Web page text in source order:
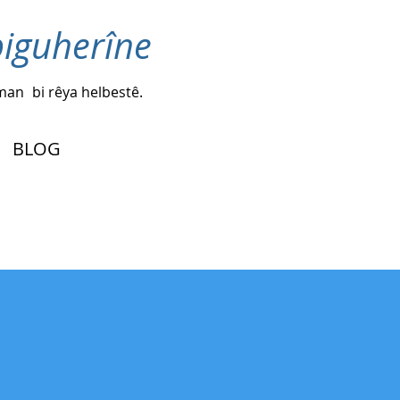
bi rêya helbestê.
BLOG